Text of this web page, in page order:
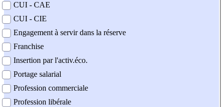
CUI - CAE
CUI - CIE
Engagement à servir dans la réserve
Franchise
Insertion par l'activ.éco.
Portage salarial
Profession commerciale
Profession libérale